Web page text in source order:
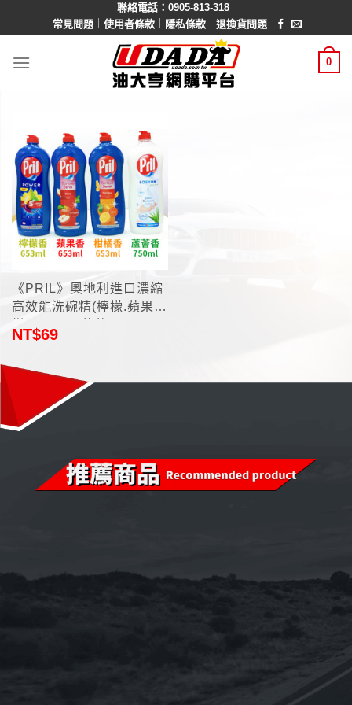
聯絡電話：0905-813-318
常見問題｜ 使用者條款｜ 隱私條款｜ 退換貨問題
0
《PRIL》奧地利進口濃縮
高效能洗碗精(檸檬.蘋果.
柑橘653ml 蘆薈750ml)
NT$69